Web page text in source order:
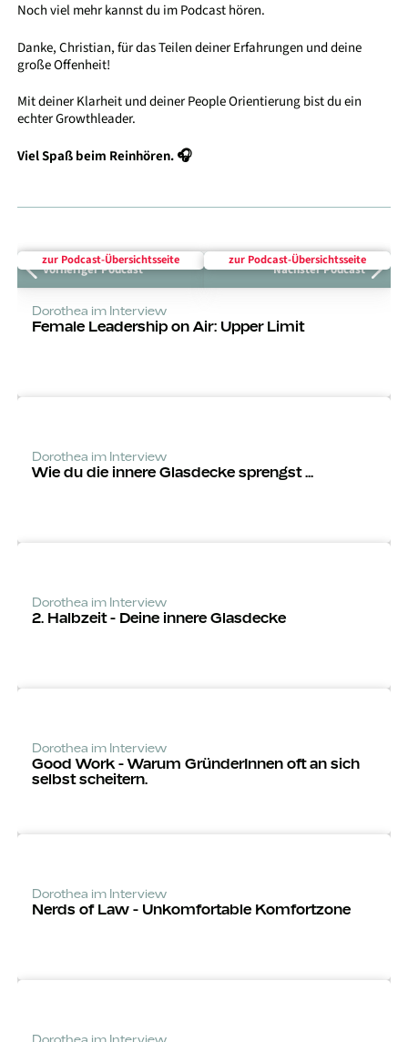
Noch viel mehr kannst du im Podcast hören.
Danke, Christian, für das Teilen deiner Erfahrungen und deine
große Offenheit!
Mit deiner Klarheit und deiner People Orientierung bist du ein
echter Growthleader.
Viel Spaß beim Reinhören. 🎧
zur Podcast-Über­sichts­seite
Vorheriger Podcast
zur Podcast-Über­sichts­seite
Nächster Podcast
Dorothea im Interview
Female Leadership on Air: Upper Limit
Dorothea im Interview
Wie du die innere Glasdecke sprengst ...
Dorothea im Interview
2. Halbzeit - Deine innere Glasdecke
Dorothea im Interview
Good Work - Warum Grün­derInnen oft an sich
selbst scheitern.
Dorothea im Interview
Nerds of Law - Unkomfortable Komfortzone
Dorothea im Interview